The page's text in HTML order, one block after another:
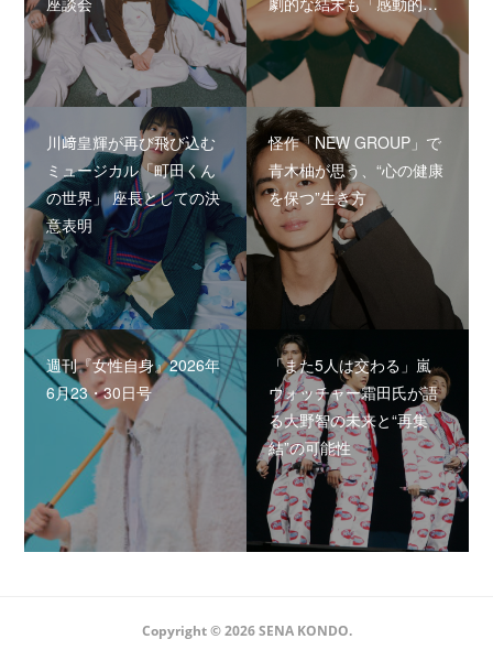
川﨑皇輝が再び飛び込む
ミュージカル「町田くん
の世界」 座長としての決
意表明
怪作「NEW GROUP」で
青木柚が思う、“心の健康
を保つ”生き方
週刊『女性自身』2026年
6月23・30日号
「また5人は交わる」嵐
ウォッチャー霜田氏が語
る大野智の未来と“再集
結”の可能性
Copyright ©2026 SENA KONDO.